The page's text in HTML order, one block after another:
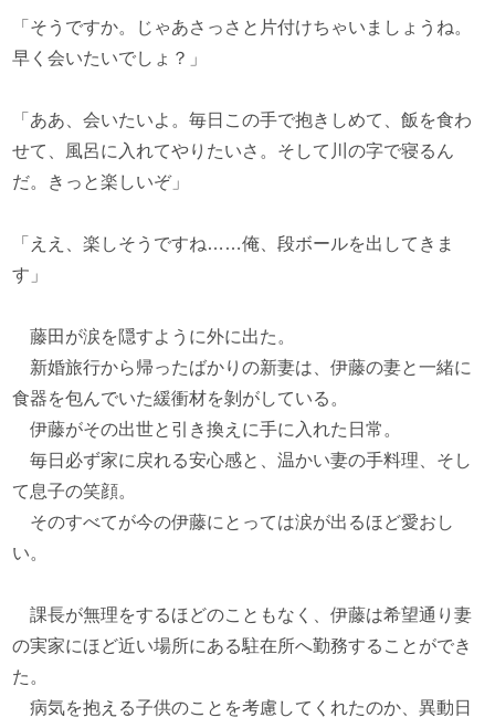
「そうですか。じゃあさっさと片付けちゃいましょうね。
早く会いたいでしょ？」
「ああ、会いたいよ。毎日この手で抱きしめて、飯を食わ
せて、風呂に入れてやりたいさ。そして川の字で寝るん
だ。きっと楽しいぞ」
「ええ、楽しそうですね……俺、段ボールを出してきま
す」
藤田が涙を隠すように外に出た。
新婚旅行から帰ったばかりの新妻は、伊藤の妻と一緒に
食器を包んでいた緩衝材を剝がしている。
伊藤がその出世と引き換えに手に入れた日常。
毎日必ず家に戻れる安心感と、温かい妻の手料理、そし
て息子の笑顔。
そのすべてが今の伊藤にとっては涙が出るほど愛おし
い。
課長が無理をするほどのこともなく、伊藤は希望通り妻
の実家にほど近い場所にある駐在所へ勤務することができ
た。
病気を抱える子供のことを考慮してくれたのか、異動日